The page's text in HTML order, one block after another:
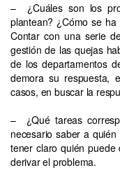
– ¿Cuáles son los
plantean? ¿Cómo se
Contar con una serie
gestión de las quejas
de los departamentos
demora su respuesta,
casos, en buscar la
– ¿Qué tareas
necesario saber a
tener claro quién
derivar el problema.